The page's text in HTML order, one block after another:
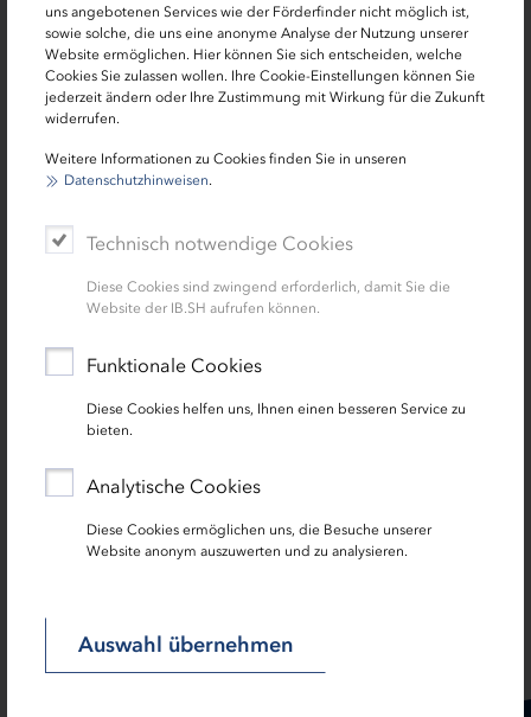
uns angebotenen Services wie der Förderfinder nicht möglich ist,
sowie solche, die uns eine anonyme Analyse der Nutzung unserer
Website ermöglichen. Hier können Sie sich entscheiden, welche
Cookies Sie zulassen wollen. Ihre Cookie-Einstellungen können Sie
jederzeit ändern oder Ihre Zustimmung mit Wirkung für die Zukunft
widerrufen.
Weitere Informationen zu Cookies finden Sie in unseren
Datenschutzhinweisen.
Technisch notwendige Cookies
Diese Cookies sind zwingend erforderlich, damit Sie die
Website der IB.SH aufrufen können.
Funktionale Cookies
Diese Cookies helfen uns, Ihnen einen besseren Service zu
bieten.
Analytische Cookies
Diese Cookies ermöglichen uns, die Besuche unserer
Website anonym auszuwerten und zu analysieren.
Auswahl übernehmen
Lammers. Er wies darauf hin, dass der Preis im November
dieses Jahres in die zweite Runde geht und rief die
Unternehmerinnen dazu auf, sich zu bewerben – erstmals
oder erneut. Zu den Teilnehmerinnen des Forums
gehörte auch Dr. Inez Linke, die den
Unternehmerinnenpreisim vergangenen Jahr gewann.
Veranstaltung auch ihr neues Buch „Entfessle Dich – Wie
du aus dir machst, was in dir steckt.“
Wirtschaftsminister Dr. Buchholz machte das IB.SH-
Das Video finden Siehier.
Das Schleswig-Holstein-Magazin des NDR-Fernsehens
berichtete über die Veranstaltung. Den Beitrag finden Sie
hier.
SEITE TEILEN: